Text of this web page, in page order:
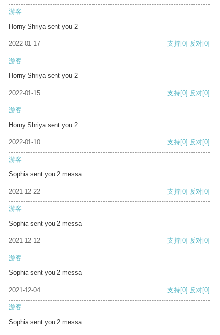
游客
Horny Shriya sent you 2
2022-01-17 支持[0] 反对[0]
游客
Horny Shriya sent you 2
2022-01-15 支持[0] 反对[0]
游客
Horny Shriya sent you 2
2022-01-10 支持[0] 反对[0]
游客
Sophia sent you 2 messa
2021-12-22 支持[0] 反对[0]
游客
Sophia sent you 2 messa
2021-12-12 支持[0] 反对[0]
游客
Sophia sent you 2 messa
2021-12-04 支持[0] 反对[0]
游客
Sophia sent you 2 messa